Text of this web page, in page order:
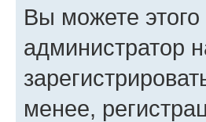
Вы можете этого
администратор
менее,